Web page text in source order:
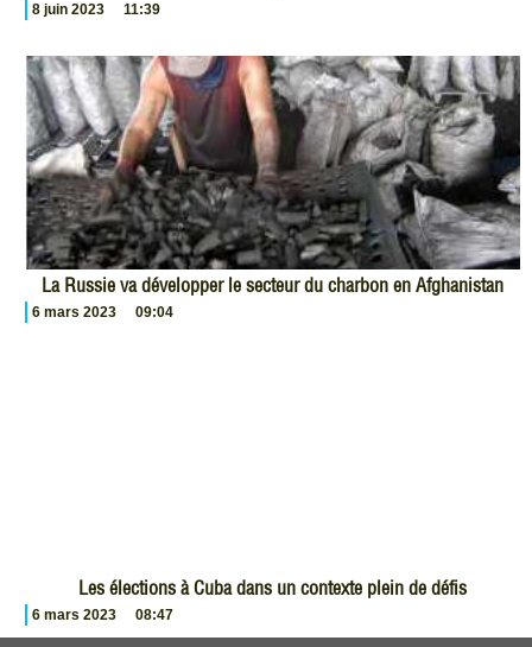
8 juin 2023 11:39
La Russie va développer le secteur du charbon en Afghanistan
6 mars 2023 09:04
Les élections à Cuba dans un contexte plein de défis
6 mars 2023 08:47